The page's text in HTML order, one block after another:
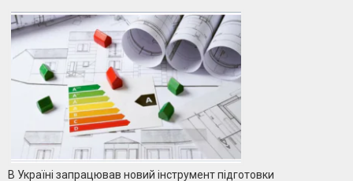
В Україні запрацював новий інструмент підготовки